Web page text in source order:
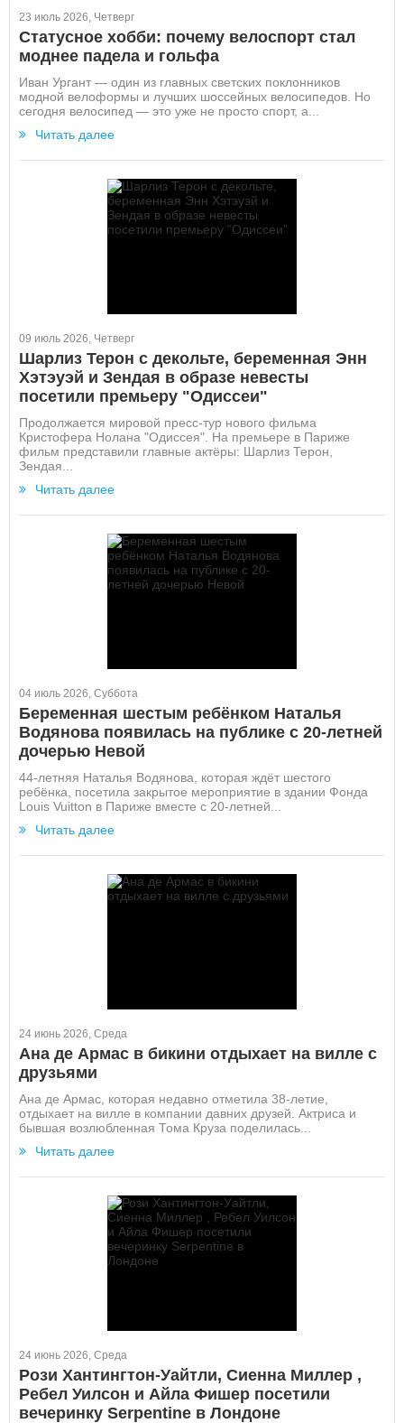
23 июль 2026, Четверг
Статусное хобби: почему велоспорт стал
моднее падела и гольфа
Иван Ургант — один из главных светских поклонников
модной велоформы и лучших шоссейных велосипедов. Но
сегодня велосипед — это уже не просто спорт, а...
Читать далее
09 июль 2026, Четверг
Шарлиз Терон с декольте, беременная Энн
Хэтэуэй и Зендая в образе невесты
посетили премьеру "Одиссеи"
Продолжается мировой пресс-тур нового фильма
Кристофера Нолана "Одиссея". На премьере в Париже
фильм представили главные актёры: Шарлиз Терон,
Зендая...
Читать далее
04 июль 2026, Суббота
Беременная шестым ребёнком Наталья
Водянова появилась на публике с 20-летней
дочерью Невой
44-летняя Наталья Водянова, которая ждёт шестого
ребёнка, посетила закрытое мероприятие в здании Фонда
Louis Vuitton в Париже вместе с 20-летней...
Читать далее
24 июнь 2026, Среда
Ана де Армас в бикини отдыхает на вилле с
друзьями
Ана де Армас, которая недавно отметила 38-летие,
отдыхает на вилле в компании давних друзей. Актриса и
бывшая возлюбленная Тома Круза поделилась...
Читать далее
24 июнь 2026, Среда
Рози Хантингтон-Уайтли, Сиенна Миллер ,
Ребел Уилсон и Айла Фишер посетили
вечеринку Serpentine в Лондоне